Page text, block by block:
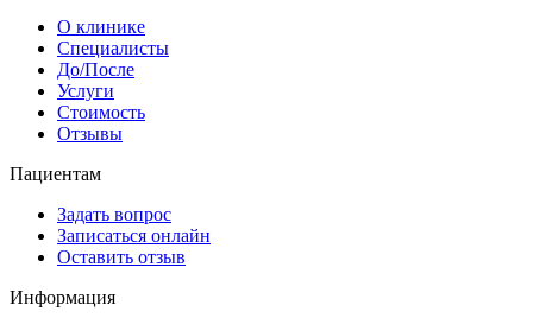
О клинике
Специалисты
До/После
Услуги
Стоимость
Отзывы
Пациентам
Задать вопрос
Записаться онлайн
Оставить отзыв
Информация